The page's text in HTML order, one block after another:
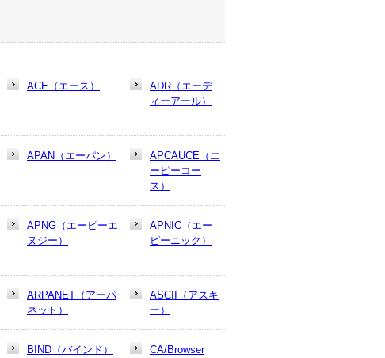
ACE（エース）
ADR（エーデ
ィーアール）
APAN（エーパン）
APCAUCE（エ
ーピーコー
ス）
APNG（エーピーエ
ヌジー）
APNIC（エー
ピーニック）
ARPANET（アーパ
ネット）
ASCII（アスキ
ー）
BIND（バインド）
CA/Browser